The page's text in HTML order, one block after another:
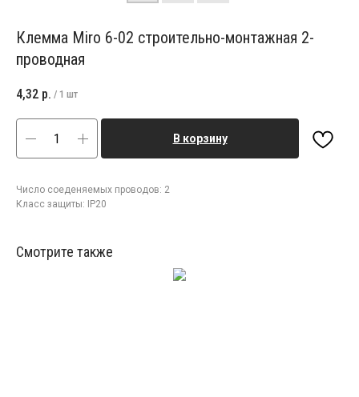
Клемма Miro 6-02 строительно-монтажная 2-
проводная
4,32 р. / 1 шт
В корзину
Число соеденяемых проводов: 2
Класс защиты: IP20
Смотрите также